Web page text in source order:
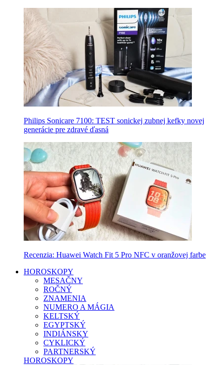
Philips Sonicare 7100: TEST sonickej zubnej kefky novej
generácie pre zdravé ďasná
Recenzia: Huawei Watch Fit 5 Pro NFC v oranžovej farbe
HOROSKOPY
MESAČNY
ROČNÝ
ZNAMENIA
NUMERO A MÁGIA
KELTSKÝ
EGYPTSKÝ
INDIÁNSKY
CYKLICKÝ
PARTNERSKÝ
HOROSKOPY